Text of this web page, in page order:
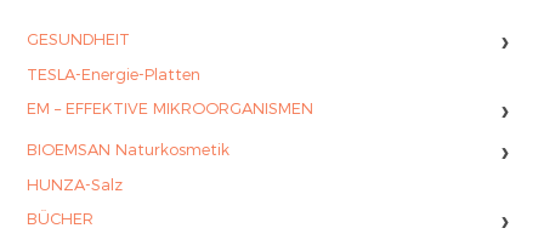
GESUNDHEIT ›
TESLA-Energie-Platten
EM – EFFEKTIVE MIKROORGANISMEN
›
BIOEMSAN Naturkosmetik ›
HUNZA-Salz
BÜCHER
›